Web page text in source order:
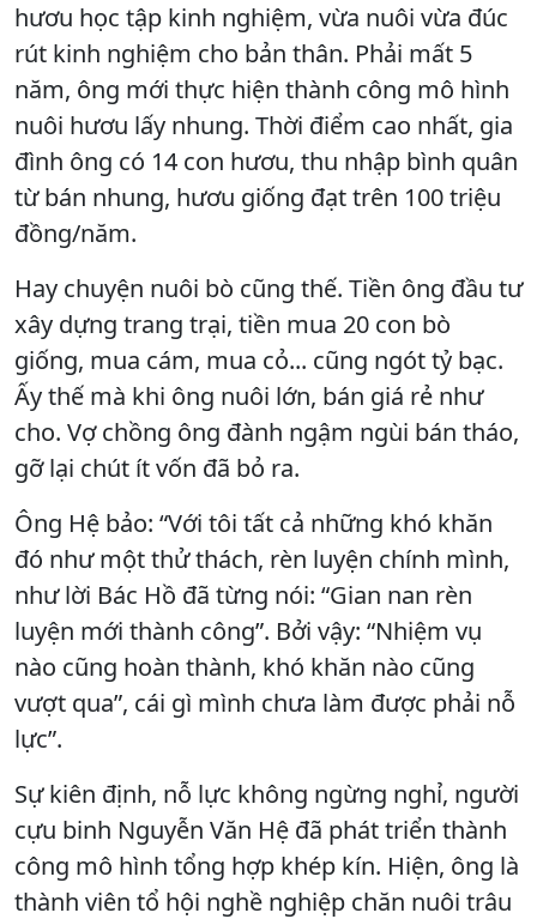
hươu học tập kinh nghiệm, vừa nuôi vừa đúc
rút kinh nghiệm cho bản thân. Phải mất 5
năm, ông mới thực hiện thành công mô hình
nuôi hươu lấy nhung. Thời điểm cao nhất, gia
đình ông có 14 con hươu, thu nhập bình quân
từ bán nhung, hươu giống đạt trên 100 triệu
đồng/năm.
Hay chuyện nuôi bò cũng thế. Tiền ông đầu tư
xây dựng trang trại, tiền mua 20 con bò
giống, mua cám, mua cỏ... cũng ngót tỷ bạc.
Ấy thế mà khi ông nuôi lớn, bán giá rẻ như
cho. Vợ chồng ông đành ngậm ngùi bán tháo,
gỡ lại chút ít vốn đã bỏ ra.
Ông Hệ bảo: “Với tôi tất cả những khó khăn
đó như một thử thách, rèn luyện chính mình,
như lời Bác Hồ đã từng nói: “Gian nan rèn
luyện mới thành công”. Bởi vậy: “Nhiệm vụ
nào cũng hoàn thành, khó khăn nào cũng
vượt qua”, cái gì mình chưa làm được phải nỗ
lực”.
Sự kiên định, nỗ lực không ngừng nghỉ, người
cựu binh Nguyễn Văn Hệ đã phát triển thành
công mô hình tổng hợp khép kín. Hiện, ông là
thành viên tổ hội nghề nghiệp chăn nuôi trâu